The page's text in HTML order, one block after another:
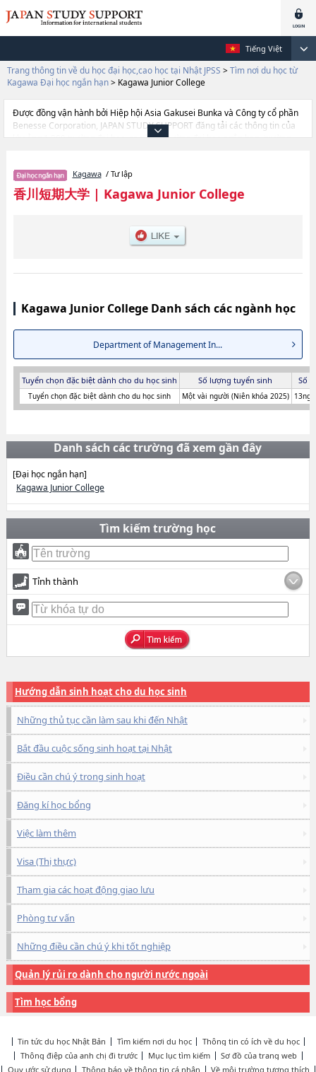
Tiếng Việt
Trang thông tin về du học đại học,cao học tại Nhật JPSS > Tìm nơi du học từ
Kagawa Đại học ngắn hạn> Kagawa Junior College
Được đồng vận hành bởi Hiệp hội Asia Gakusei Bunka và Công ty cổ phần
Benesse Corporation, JAPAN STUDY SUPPORT đăng tải các thông tin của
khoảng 1.300 trường đại học, cao học, trường đại học ngắn hạn, trường
tin cần thiết dành cho du học sinh, như là về các Ngành Department of
Management Information and Design, thông tin về từng ngành học, thông
tin liên quan đến thi tuyển như số lượng tuyển sinh, số lượng trúng tuyển,
Kagawa/ Tư lập
香川短期大学| Kagawa Junior College
Kagawa Junior College Danh sách các ngành học
Department of Management In...
Tuyển chọn đặc biệt dành cho du học sinh Số lượng tuyển sinh Số
Tuyển chọn đặc biệt dành cho du học sinh Một vài người (Niên khóa 2025)
Danh sách các trường đã xem gần đây
[Đại học ngắn hạn]
Kagawa Junior College
Tìm kiếm trường học
Tỉnh thành
Hướng dẫn sinh hoạt cho du học sinh
Những thủ tục cần làm sau khi đến Nhật
Bắt đầu cuộc sống sinh hoạt tại Nhật
Điều cần chú ý trong sinh hoạt
Đăng kí học bổng
Việc làm thêm
Visa (Thị thực)
Tham gia các hoạt động giao lưu
Phòng tư vấn
Những điều cần chú ý khi tốt nghiệp
Quản lý rủi ro dành cho người nước ngoài
Tìm học bổng
Tin tức du học Nhật Bản Tìm kiếm nơi du học
Thông tin có ích về du học
Thông điệp của anh chị đi trước
Mục lục tìm kiếm
Sơ đồ của trang web
Quy ước sử dụng
Thông báo về thông tin cá nhân Về môi trường tương thích